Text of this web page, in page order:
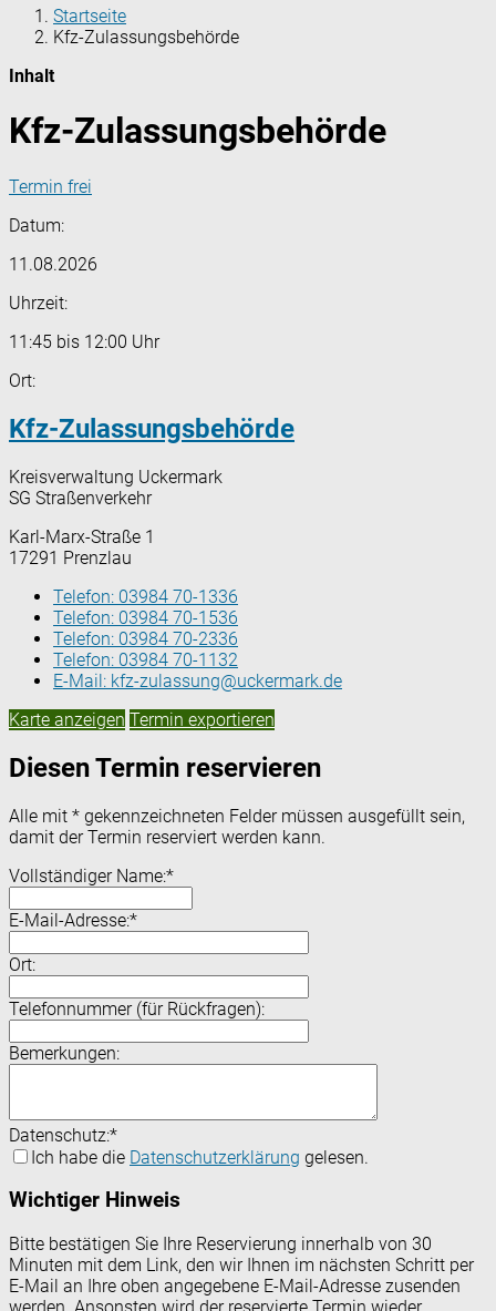
Startseite
Kfz-Zulassungsbehörde
Inhalt
Kfz-Zulassungsbehörde
Termin frei
Datum:
11.08.2026
Uhrzeit:
11:45 bis 12:00 Uhr
Ort:
Kfz-Zulassungsbehörde
Kreisverwaltung Uckermark
SG Straßenverkehr
Karl-Marx-Straße 1
17291 Prenzlau
Telefon: 03984 70-1336
Telefon: 03984 70-1536
Telefon: 03984 70-2336
Telefon: 03984 70-1132
E-Mail: kfz-zulassung@uckermark.de
Karte anzeigen Termin exportieren
Diesen Termin reservieren
Alle mit * gekennzeichneten Felder müssen ausgefüllt sein,
damit der Termin reserviert werden kann.
Vollständiger Name:*
E-Mail-Adresse:*
Ort:
Telefonnummer (für Rückfragen):
Bemerkungen:
Datenschutz:*
Ich habe die Datenschutzerklärung gelesen.
Wichtiger Hinweis
Bitte bestätigen Sie Ihre Reservierung innerhalb von 30
Minuten mit dem Link, den wir Ihnen im nächsten Schritt per
E-Mail an Ihre oben angegebene E-Mail-Adresse zusenden